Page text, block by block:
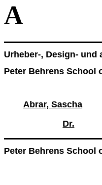
A
Urheber-, Design- und
Peter Behrens School
Abrar, Sascha
Dr.
Peter Behrens School